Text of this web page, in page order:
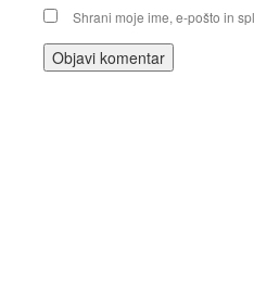
Shrani moje ime, e-pošto in